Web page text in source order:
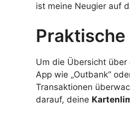
ist meine Neugier auf
Um die Übersicht
App wie „Outbank“
Transaktionen
darauf, deine